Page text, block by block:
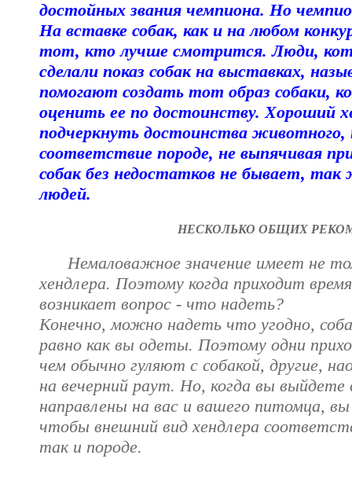
достойных звания чемпиона. Но
На вставке собак, как и на любом
тот, кто лучше смотрится. Люди,
сделали показ собак на выставках,
помогают создать тот образ собаки,
оценить ее по достоинству. Хороший
подчеркнуть достоинства животного,
соответствие породе, не выпячивая
собак без недостатков не бывает, так
людей.
НЕСКОЛЬКО ОБЩИХ
Немаловажное значение имеет не
хендлера. Поэтому когда приходит
возникает вопрос - что надеть?
Конечно, можно надеть что угодно,
равно как вы одеты. Поэтому одни
чем обычно гуляют с собакой, другие,
на вечерний раут. Но, когда вы выйдете
направлены на вас и вашего питомца,
чтобы внешний вид хендлера
так и породе.